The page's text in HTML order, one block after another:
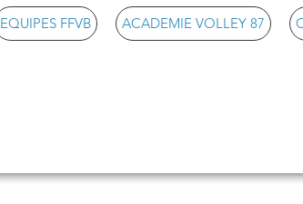
EQUIPES FFVB ACADEMIE VOLLEY 87